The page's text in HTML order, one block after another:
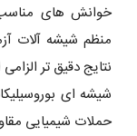
خوانش های مناسب
منظم شیشه آلات
نتایج دقیق ‌تر
شیشه ای
حملات شیمیایی